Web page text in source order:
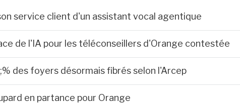
service client d'un assistant vocal agentique
de l'IA pour les téléconseillers d'Orange contestée
des foyers désormais fibrés selon l'Arcep
en partance pour Orange